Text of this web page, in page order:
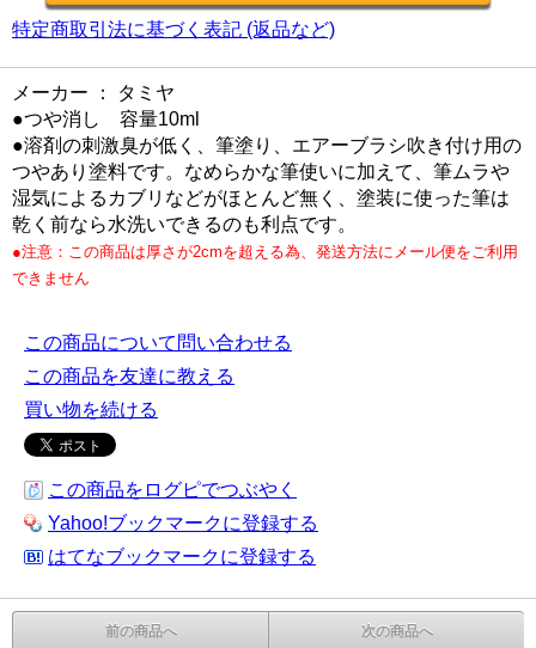
特定商取引法に基づく表記 (返品など)
メーカー ： タミヤ
●つや消し 容量10ml
●溶剤の刺激臭が低く、筆塗り、エアーブラシ吹き付け用の
つやあり塗料です。なめらかな筆使いに加えて、筆ムラや
湿気によるカブリなどがほとんど無く、塗装に使った筆は
乾く前なら水洗いできるのも利点です。
●注意：この商品は厚さが2cmを超える為、発送方法にメール便をご利用
できません
この商品について問い合わせる
この商品を友達に教える
買い物を続ける
この商品をログピでつぶやく
Yahoo!ブックマークに登録する
はてなブックマークに登録する
前の商品へ 次の商品へ